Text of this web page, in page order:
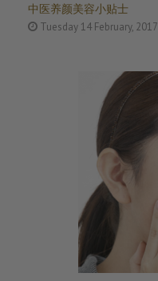
中医养颜美容小贴士
Tuesday 14 February, 2017